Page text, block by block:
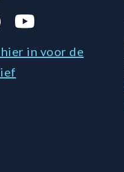
YouTube
in voor de